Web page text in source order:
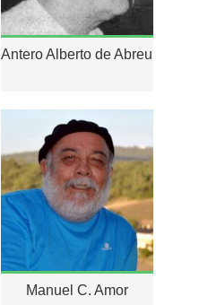
Antero Alberto de Abreu
Manuel C. Amor